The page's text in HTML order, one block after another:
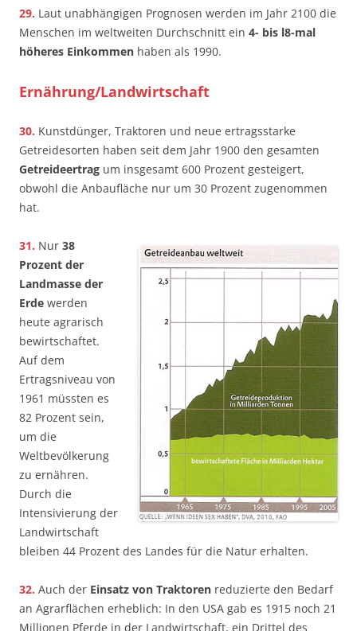
29. Laut unabhängigen Prognosen werden im Jahr 2100 die
Menschen im weltweiten Durchschnitt ein 4- bis l8-mal
höheres Einkommen haben als 1990.
Ernährung/Landwirtschaft
30. Kunstdünger, Traktoren und neue ertragsstarke
Getreidesorten haben seit dem Jahr 1900 den gesamten
Getreideertrag um insgesamt 600 Prozent gesteigert,
obwohl die Anbaufläche nur um 30 Prozent zugenommen
hat.
31. Nur 38
Prozent der
Landmasse der
Erde werden
heute agrarisch
bewirtschaftet.
Auf dem
Ertragsniveau von
1961 müssten es
82 Prozent sein,
um die
Weltbevölkerung
zu ernähren.
Durch die
Intensivierung der
Landwirtschaft
bleiben 44 Prozent des Landes für die Natur erhalten.
32. Auch der Einsatz von Traktoren reduzierte den Bedarf
an Agrarflächen erheblich: In den USA gab es 1915 noch 21
Millionen Pferde in der Landwirtschaft, ein Drittel des